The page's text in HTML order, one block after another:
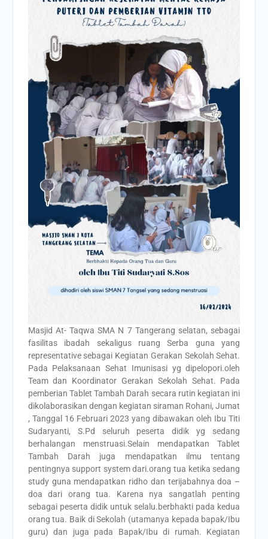
Masjid At- Taqwa SMA N 7 Tangerang selatan, sebagai
fasilitas ibadah sekaligus ruang Serba guna yang
representative sebagai Kegiatan Gerakan Sekolah Sehat.
Pada Pelaksanaan Sehat Imunisasi yg dipelopori.oleh
Team dan Koordinator Gerakan Sekolah Sehat. Pada
pemberian Tablet Tambah Darah secara rutin kegiatan ini
dikolaborasikan dengan kegiatan siraman Rohani, Jumat
, Tanggal 16 Februari 2023 yang dibawakan oleh Ibu Titi
Sudaryanti, S.Pd seluruh peserta didik yg sedang
berhalangan menstruasi.Selain mendapatkan Tablet
Tambah Darah juga mendapatkan ilmu tentang
pentingnya support system dari.orang tua ketika sedang
study guna mendapatkan ridho dan terijabahnya doa –
doa dari orang tua. Karena nya sangatlah penting
sebagai peserta didik untuk selalu.berbhakti pada kedua
orang tua. Baik di Sekolah (utamanya kepada bapak/Ibu
guru) dan juga pada Bapak/Ibu di rumah. Kegiatan